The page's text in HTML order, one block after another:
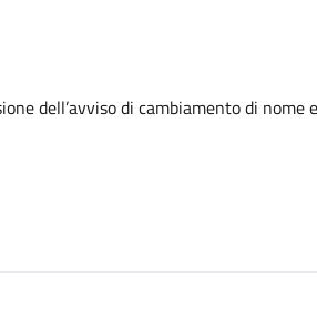
dell’avviso di cambiamento di nome